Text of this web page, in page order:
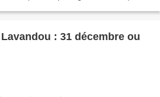
31 décembre ou